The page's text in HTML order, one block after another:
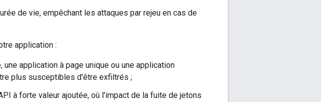
de vie, empêchant les attaques par rejeu en cas de
application :
application à page unique ou une application
plus susceptibles d'être exfiltrés ;
à forte valeur ajoutée, où l'impact de la fuite de jetons